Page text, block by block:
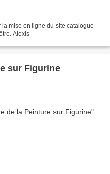
mise en ligne du site catalogue
Alexis
sur Figurine